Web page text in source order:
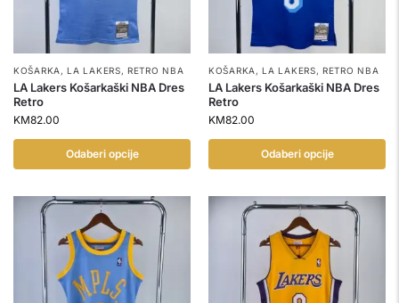
KOŠARKA ,LA LAKERS,RETRO NBA
LA Lakers Košarkaški NBA Dres
Retro
KM82.00
Odaberi opcije
KOŠARKA ,LA LAKERS,RETRO NBA
LA Lakers Košarkaški NBA Dres
Retro
KM82.00
Odaberi opcije